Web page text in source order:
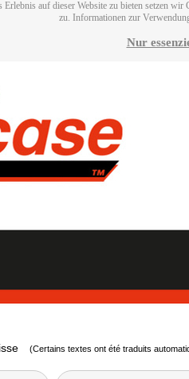
Erlebnis auf dieser Website zu bieten setzen
zu. Informationen zur
Nur
(Certains textes ont été traduits